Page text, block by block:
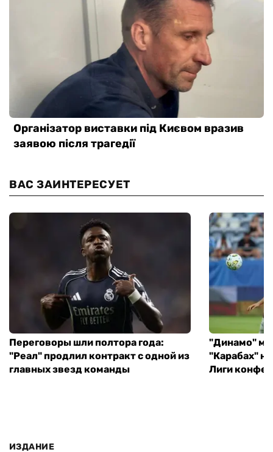
ВАС ЗАИНТЕРЕСУЕТ
Переговоры шли полтора года:
"Реал" продлил контракт с одной из
главных звезд команды
"Динамо"
"Карабах"
Лиги
ИЗДАНИЕ